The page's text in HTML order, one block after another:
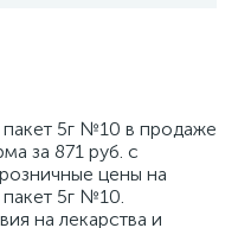
пакет 5г №10 в продаже
за 871 руб. с
цены на
пакет 5г №10.
на лекарства и